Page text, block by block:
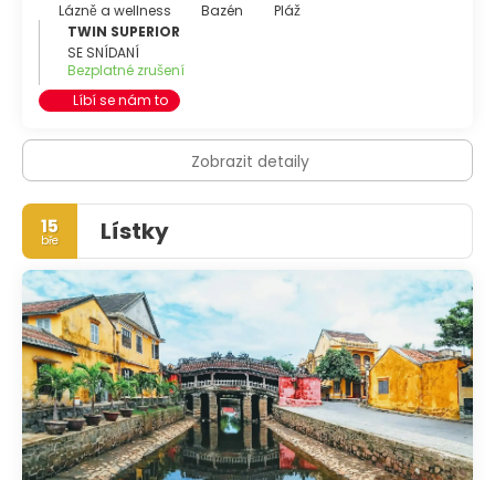
Lázně a wellness
Bazén
Pláž
TWIN SUPERIOR
SE SNÍDANÍ
Bezplatné zrušení
Líbí se nám to
Zobrazit detaily
15
bře Lístky